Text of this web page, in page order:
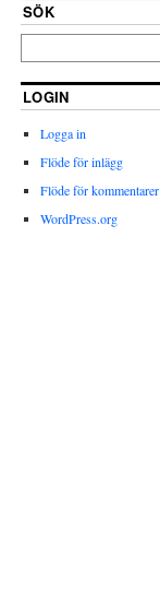
SÖK
LOGIN
Logga in
Flöde för inlägg
Flöde för kommentarer
WordPress.org